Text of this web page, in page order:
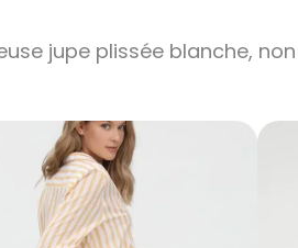
jupe plissée blanche, non